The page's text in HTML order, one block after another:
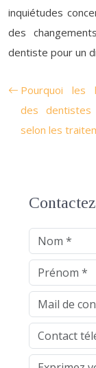
inquiétudes
des
dentiste pour un
Pourquoi les
des dentistes
selon les